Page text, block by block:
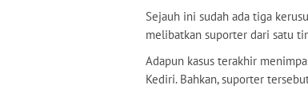
Sejauh ini sudah ada tiga
melibatkan suporter dari satu
Adapun kasus terakhir
Kediri. Bahkan, suporter